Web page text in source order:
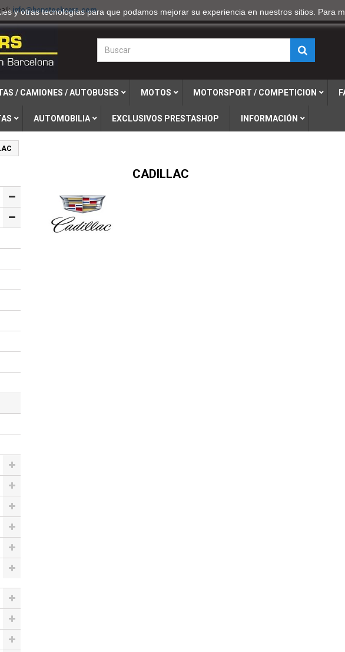
info@bcnstockcars.com
/ CAMIONES / AUTOBUSES MOTOS MOTORSPORT / COMPETICION
AUTOMOBILIA EXCLUSIVOS PRESTASHOP INFORMACIÓN
CADILLAC
y otras tecnologías para que podamos mejorar su experiencia en nuestros sitios. Para